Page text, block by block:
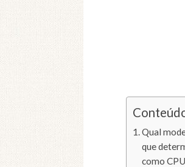
Qual
que
como